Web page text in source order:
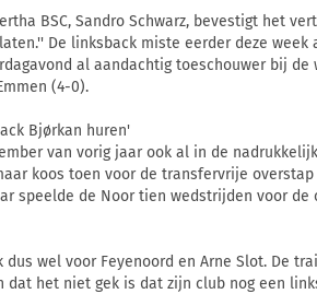
BSC, Sandro Schwarz, bevestigt het
De linksback miste eerder deze week
al aandachtig toeschouwer bij de
(4-0).
Bjørkan huren'
van vorig jaar ook al in de
koos toen voor de transfervrije overstap
speelde de Noor tien wedstrijden voor de
wel voor Feyenoord en Arne Slot. De
dat het niet gek is dat zijn club nog een